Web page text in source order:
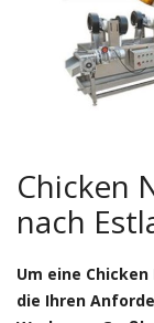
Chicken
nach
Um eine
die Ihren